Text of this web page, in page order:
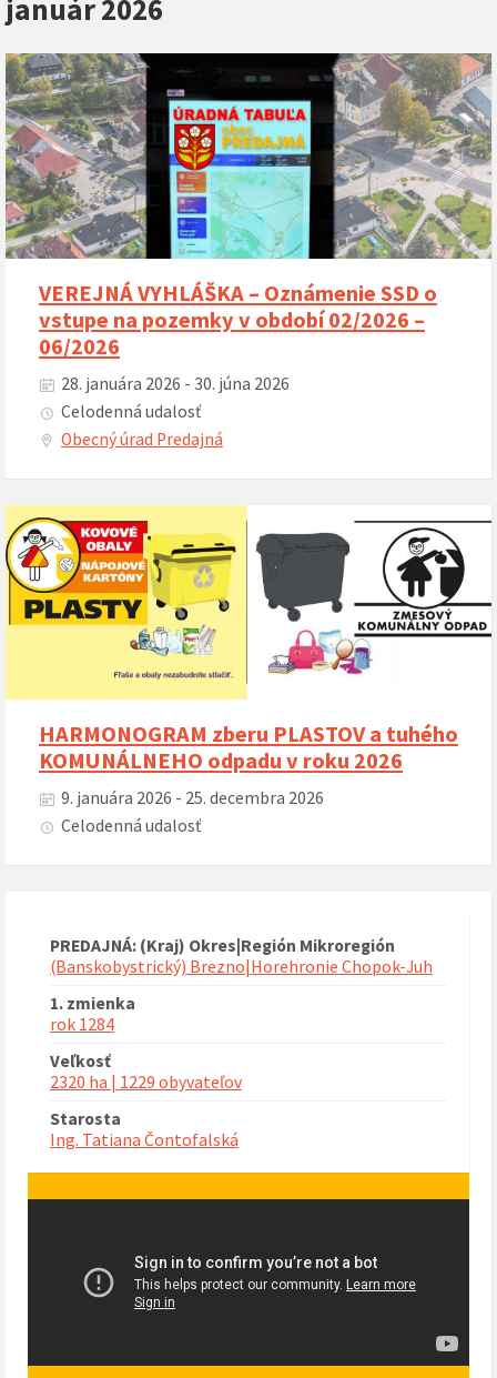
január 2026
VEREJNÁ VYHLÁŠKA – Oznámenie SSD o
vstupe na pozemky v období 02/2026 –
06/2026
28. januára 2026 - 30. júna 2026
Celodenná udalosť
Obecný úrad Predajná
HARMONOGRAM zberu PLASTOV a tuhého
KOMUNÁLNEHO odpadu v roku 2026
9. januára 2026 - 25. decembra 2026
Celodenná udalosť
PREDAJNÁ: (Kraj) Okres|Región Mikroregión
(Banskobystrický) Brezno|Horehronie Chopok-Juh
1. zmienka
rok 1284
Veľkosť
2320 ha | 1229 obyvateľov
Starosta
Ing. Tatiana Čontofalská